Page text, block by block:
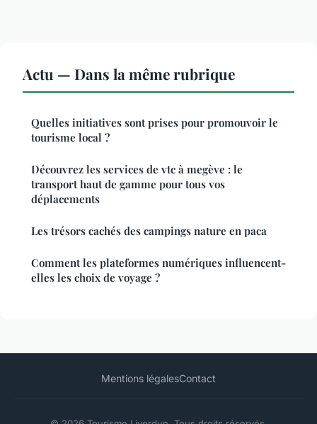
Actu — Dans la même rubrique
Quelles initiatives sont prises pour promouvoir le
tourisme local ?
Découvrez les services de vtc à megève : le
transport haut de gamme pour tous vos
déplacements
Les trésors cachés des campings nature en paca
Comment les plateformes numériques influencent-
elles les choix de voyage ?
Mentions légalesContact